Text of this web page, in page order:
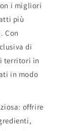
i migliori
più
Con
di
territori in
in modo
offrire